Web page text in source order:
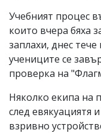
Учебният процес
които вчера бяха
заплахи, днес
учениците се
проверка на
Няколко екипа на
след евякуациятя
взривно